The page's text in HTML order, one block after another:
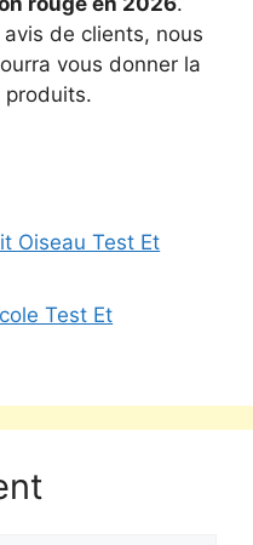
avis de clients, nous
vous donner la
produits.
Oiseau Test Et
Test Et